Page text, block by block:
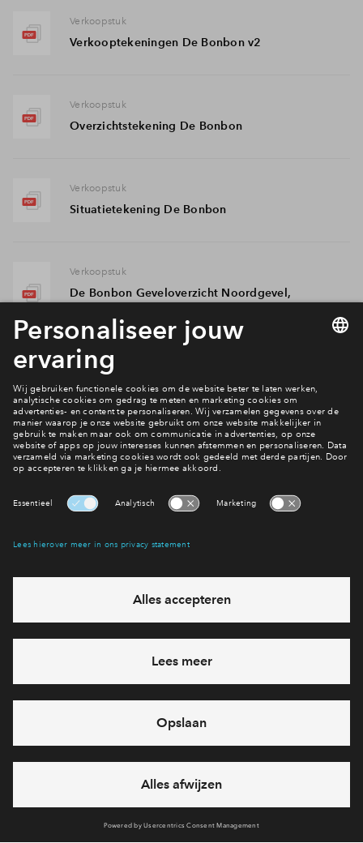
Verkoopstuk
Verkooptekeningen De Bonbon v2
Verkoopstuk
Overzichtstekening De Bonbon
Verkoopstuk
Situatietekening De Bonbon
Verkoopstuk
De Bonbon Geveloverzicht Noordgevel,
Verkoopstuk
De Bonbon Geveloverzicht Noordoostgevel,
Noorderstraat
Verkoopstuk
De Bonbon Geveloverzicht Westgevel,
Noorderkade
Verkoopstuk
De Bonbon Geveloverzicht Oostgevel,
De Bonbon Geveloverzicht Zuidwestgevel,
Interesse? Meld je dan snel aan
Hiermee blijf je op de hoogte van het belangrijkste nieuws en
Ja, ik wil mij aanmelden
Heb je een vraag en wil je direct antwoord? Bel ons op
7122152
feestdagen)
vandaag gesloten, vrijdag zijn we vanaf
09:00 uur weer
bereikbaar